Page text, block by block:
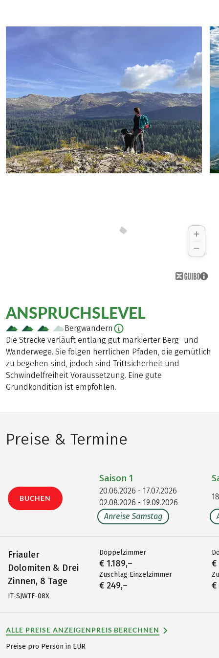
Panoramen ausklingen.
ANSPRUCHSLEVEL
Bergwandern
Die Strecke verläuft entlang gut markierter Berg- und
Wanderwege. Sie folgen herrlichen Pfaden, die gemütlich
zu begehen sind, jedoch sind Trittsicherheit und
Schwindelfreiheit Voraussetzung. Eine gute
Grundkondition ist empfohlen.
Preise & Termine
BUCHEN
Friauler
Dolomiten & Drei
Zinnen, 8 Tage
IT-SJWTF-08X
Saison 1
20.06.2026 - 17.07.2026
02.08.2026 - 19.09.2026
Anreise Samstag
Doppelzimmer
€ 1.189,–
Zuschlag Einzelzimmer
€ 249,–
€
€
ALLE PREISE ANZEIGENPREIS BERECHNEN
Preise pro Person in EUR